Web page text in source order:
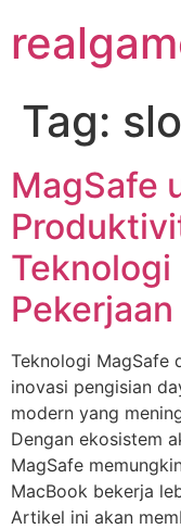
Tag:
MagSafe
Teknologi MagSafe
inovasi pengisian
modern yang
Dengan ekosistem
MagSafe
MacBook bekerja
Artikel ini akan